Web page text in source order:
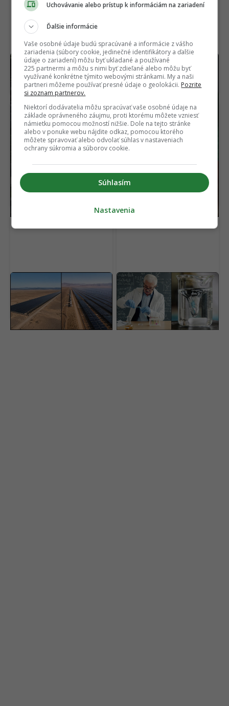
RECENZIA Samsung vyrobil takmer najlepší
smartfón. Pokazil ho však tým najdôležitejším
(RECENZIA)
európsku fotovoltiku až
o 9,7 GW výkonu. Koľko
práve dorazil online aj s
dabingom. Na jednom
„solárny múr“.
Megaprojekt má zastaviť
ekologickú pohromu
Energetický svet je na
nohách. Američania
vyrobili vodík za
rekordne nízku cenu
Uchovávanie alebo prístup k informáciám na zariadení
Ďalšie informácie
Vaše osobné údaje budú spracúvané a informácie z vášho
zariadenia (súbory cookie, jedinečné identifikátory a ďalšie
údaje o zariadení) môžu byť ukladané a používané
225 partnermi a môžu s nimi byť zdieľané alebo môžu byť
využívané konkrétne týmito webovými stránkami. My a naši
partneri môžeme používať presné údaje o geolokácii. Pozrite
si zoznam partnerov.
Niektorí dodávatelia môžu spracúvať vaše osobné údaje na
základe oprávneného záujmu, proti ktorému môžete vzniesť
námietku pomocou možností nižšie. Dole na tejto stránke
alebo v ponuke webu nájdite odkaz, pomocou ktorého
môžete spravovať alebo odvolať súhlas v nastaveniach
ochrany súkromia a súborov cookie.
Súhlasím
Nastavenia